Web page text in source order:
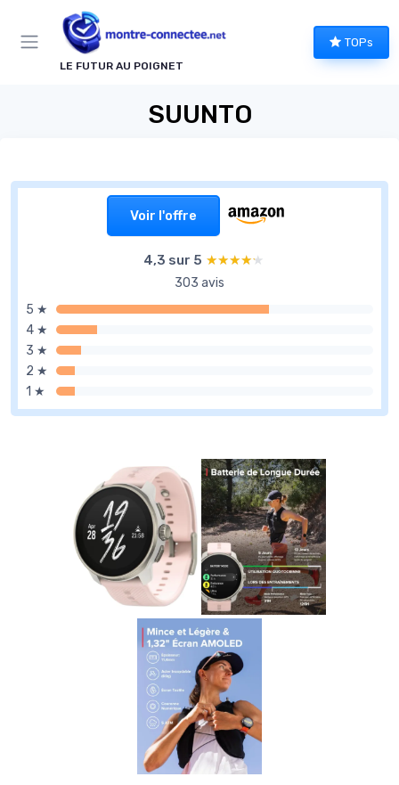
LE FUTUR AU POIGNET
TOPs
SUUNTO
Voir l'offre
4,3 sur 5 ★★★★★
★★★★★
303 avis
5 ★
4 ★
3 ★
2 ★
1 ★
Panneau de gestion des cookies